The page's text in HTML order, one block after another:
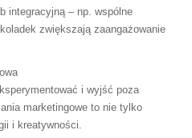
integracyjną – np. wspólne
zwiększają zaangażowanie
i wyjść poza
marketingowe to nie tylko
i kreatywności.